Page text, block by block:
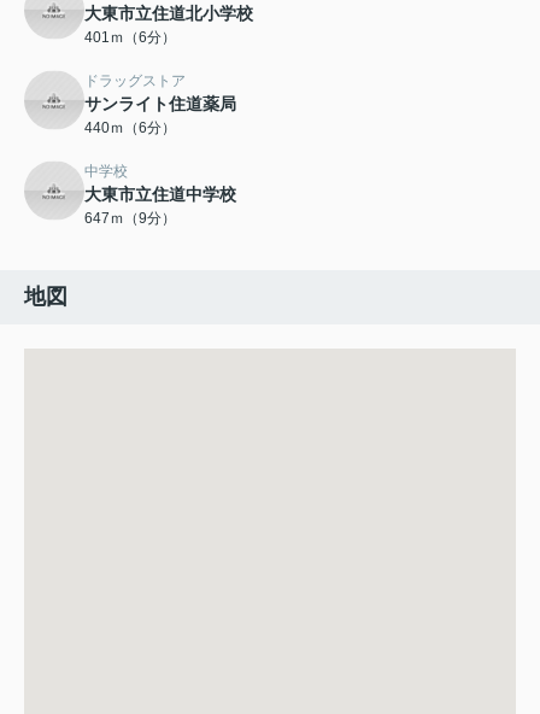
大東市立住道北小学校
401ｍ（6分）
ドラッグストア
サンライト住道薬局
440ｍ（6分）
中学校
大東市立住道中学校
647ｍ（9分）
地図